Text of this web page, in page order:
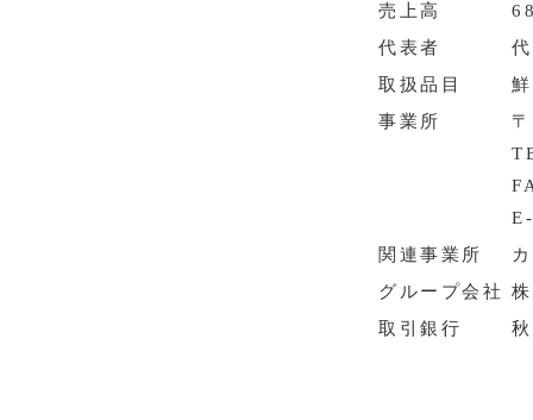
売上高
代表者
取扱品目
事業所
関連事業所
グループ会社
取引銀行